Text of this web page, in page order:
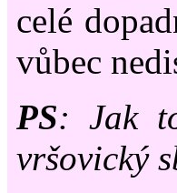
celé
vůbec
PS: Jak
vršovický